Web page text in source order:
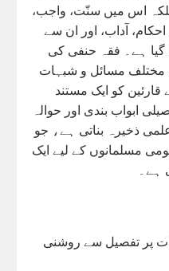
اس میں سنّت، واجب،
آداب، اور ان سے
گیا ہے۔ فقہ حنفی کی
مختلف مسائل و شبہات
کو ایک مستند
ابواب بندی اور حوالہ
ذخیرہ بناتی ہے، جو
مسلمانوں کے لیے ایک
ہے۔
پر تفصیل سے روشنی